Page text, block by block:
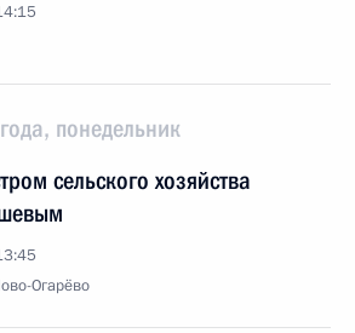
понедельник
сельского хозяйства
Огарёво